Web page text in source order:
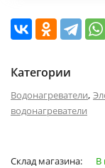
Категории
Водонагреватели,
водонагреватели
Склад магазина: В